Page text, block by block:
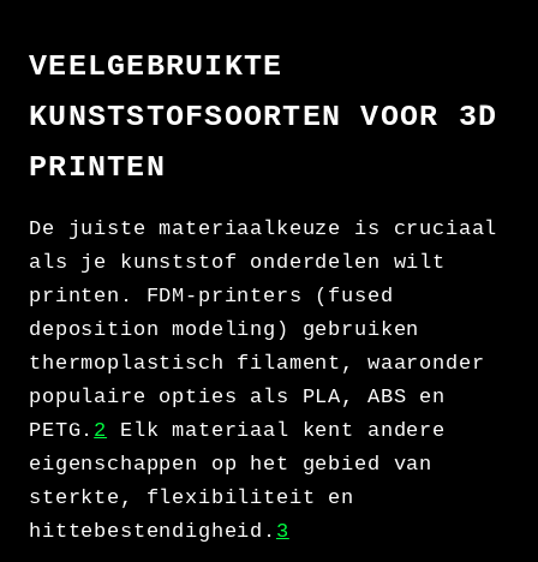
VEELGEBRUIKTE
KUNSTSTOFSOORTEN VOOR 3D
PRINTEN
De juiste materiaalkeuze is cruciaal
als je kunststof onderdelen wilt
printen. FDM-printers (fused
deposition modeling) gebruiken
thermoplastisch filament, waaronder
populaire opties als PLA, ABS en
PETG. 2
Elk materiaal kent andere
eigenschappen op het gebied van
sterkte, flexibiliteit en
hittebestendigheid. 3